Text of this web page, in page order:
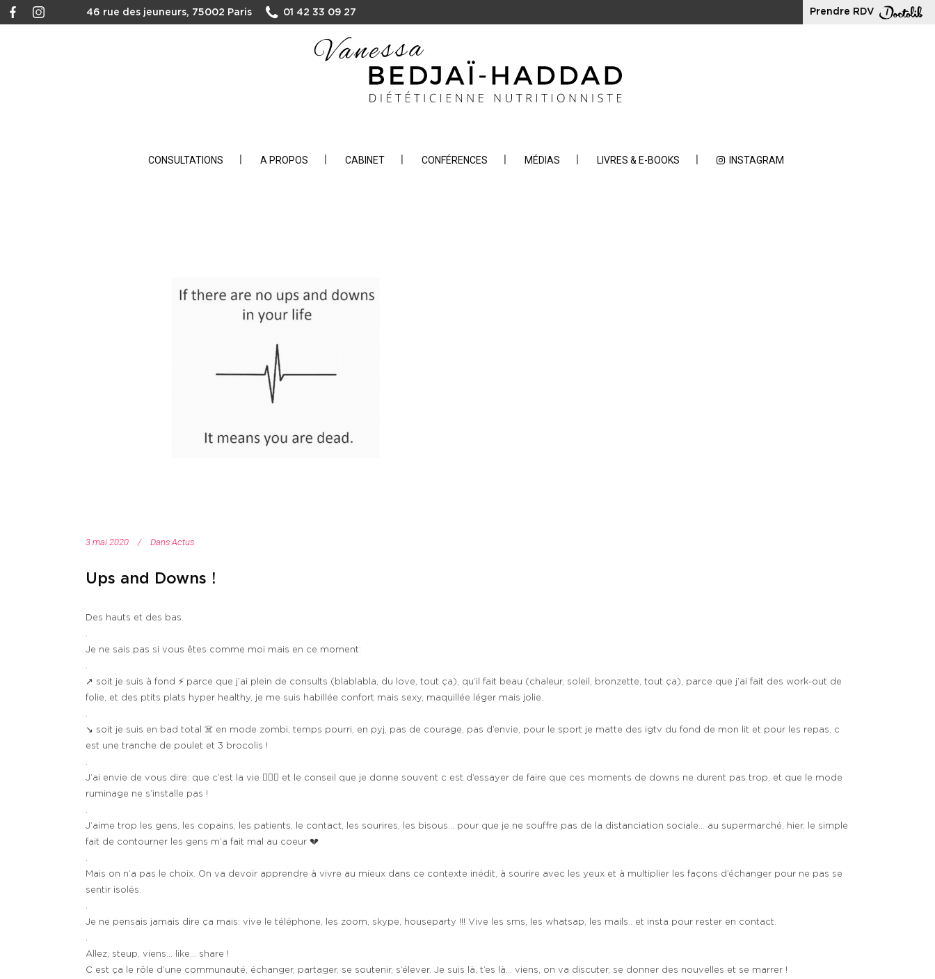
46 rue des jeuneurs, 75002 Paris 01 42 33 09 27 Prendre RDV
CONSULTATIONS A PROPOS CABINET CONFÉRENCES MÉDIAS LIVRES & E-BOOKS INSTAGRAM
3 mai 2020 Dans Actus
Ups and Downs !
Des hauts et des bas.
Je ne sais pas si vous êtes comme moi mais en ce moment:
↗️ soit je suis à fond ⚡️ parce que j’ai plein de consults (blablabla, du love, tout ça), qu’il fait beau (chaleur, soleil, bronzette, tout ça), parce que j’ai fait des work-out de
folie, et des ptits plats hyper healthy, je me suis habillée confort mais sexy, maquillée léger mais jolie.
↘️ soit je suis en bad total ☠️ en mode zombi, temps pourri, en pyj, pas de courage, pas d’envie, pour le sport je matte des igtv du fond de mon lit et pour les repas, c
est une tranche de poulet et 3 brocolis !
J’ai envie de vous dire: que c’est la vie 🤷🏻‍♀️ et le conseil que je donne souvent c est d’essayer de faire que ces moments de downs ne durent pas trop, et que le mode
ruminage ne s’installe pas !
J’aime trop les gens, les copains, les patients, le contact, les sourires, les bisous… pour que je ne souffre pas de la distanciation sociale… au supermarché, hier, le simple
fait de contourner les gens m’a fait mal au coeur 💔
Mais on n’a pas le choix. On va devoir apprendre à vivre au mieux dans ce contexte inédit, à sourire avec les yeux et à multiplier les façons d’échanger pour ne pas se
sentir isolés.
Je ne pensais jamais dire ça mais: vive le téléphone, les zoom, skype, houseparty !!! Vive les sms, les whatsap, les mails.. et insta pour rester en contact.
Allez, steup, viens… like… share !
C est ça le rôle d’une communauté, échanger, partager, se soutenir, s’élever. Je suis là, t’es là… viens, on va discuter, se donner des nouvelles et se marrer !